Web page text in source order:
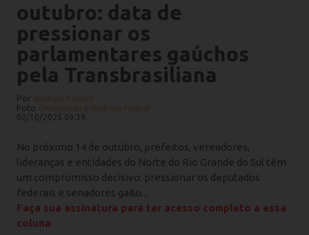
outubro: data de
pressionar os
parlamentares gaúchos
pela Transbrasiliana
Por Rodrigo Finardi
Foto Divulgação e Rodrigo Finardi
02/10/2025 09:39
No próximo 14 de outubro, prefeitos, vereadores,
lideranças e entidades do Norte do Rio Grande do Sul têm
um compromisso decisivo: pressionar os deputados
federais e senadores ga&u...
Faça sua assinatura para ter acesso completo a essa
coluna